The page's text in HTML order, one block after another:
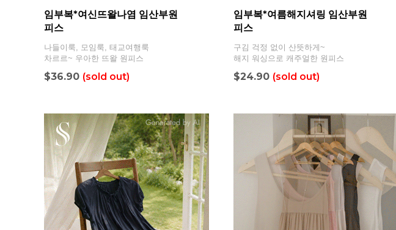
임부복*여신뜨왈나염 임산부원
피스
나들이룩, 모임룩, 태교여행룩
차르르~ 우아한 뜨왈 원피스
$36.90 (sold out)
임부복*여름해지셔링 임산부원
피스
구김 걱정 없이 산뜻하게~
해지 워싱으로 캐주얼한 원피스
$24.90 (sold out)